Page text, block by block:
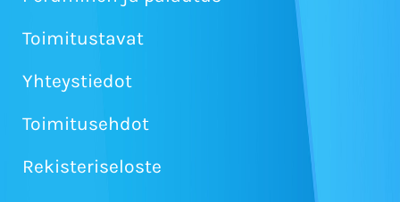
Toimitustavat
Yhteystiedot
Toimitusehdot
Rekisteriseloste